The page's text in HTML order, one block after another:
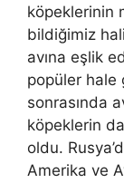
köpeklerinin
bildiğimiz
avına eşlik
popüler hale
sonrasında
köpeklerin
oldu.
Amerika ve